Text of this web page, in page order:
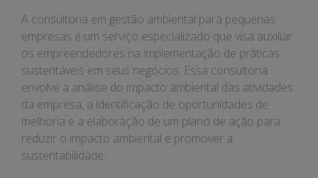
A consultoria em gestão ambiental para pequenas
empresas é um serviço especializado que visa auxiliar
os empreendedores na implementação de práticas
sustentáveis em seus negócios. Essa consultoria
envolve a análise do impacto ambiental das atividades
da empresa, a identificação de oportunidades de
melhoria e a elaboração de um plano de ação para
reduzir o impacto ambiental e promover a
sustentabilidade.